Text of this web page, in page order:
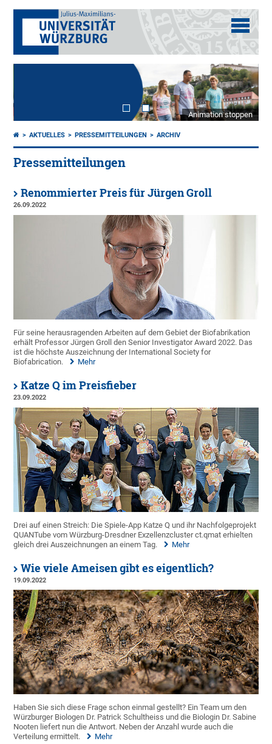
Animation stoppen
AKTUELLES PRESSEMITTEILUNGEN ARCHIV
Pressemitteilungen
Renommierter Preis für Jürgen Groll
26.09.2022
Für seine herausragenden Arbeiten auf dem Gebiet der Biofabrikation
erhält Professor Jürgen Groll den Senior Investigator Award 2022. Das
ist die höchste Auszeichnung der International Society for
Biofabrication.
Mehr
Katze Q im Preisfieber
23.09.2022
Drei auf einen Streich: Die Spiele-App Katze Q und ihr Nachfolgeprojekt
QUANTube vom Würzburg-Dresdner Exzellenzcluster ct.qmat erhielten
gleich drei Auszeichnungen an einem Tag.
Mehr
Wie viele Ameisen gibt es eigentlich?
19.09.2022
Haben Sie sich diese Frage schon einmal gestellt? Ein Team um den
Würzburger Biologen Dr. Patrick Schultheiss und die Biologin Dr. Sabine
Nooten liefert nun die Antwort. Neben der Anzahl wurde auch die
Verteilung ermittelt.
Mehr